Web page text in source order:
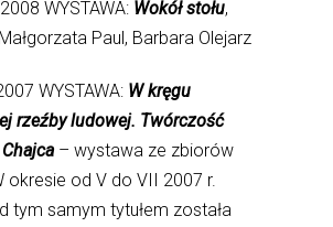
WYSTAWA: Wokół stołu,
Paul, Barbara Olejarz
WYSTAWA: W kręgu
rzeźby ludowej. Twórczość
Chajca– wystawa ze zbiorów
okresie od V do VII 2007 r.
tym samym tytułem została